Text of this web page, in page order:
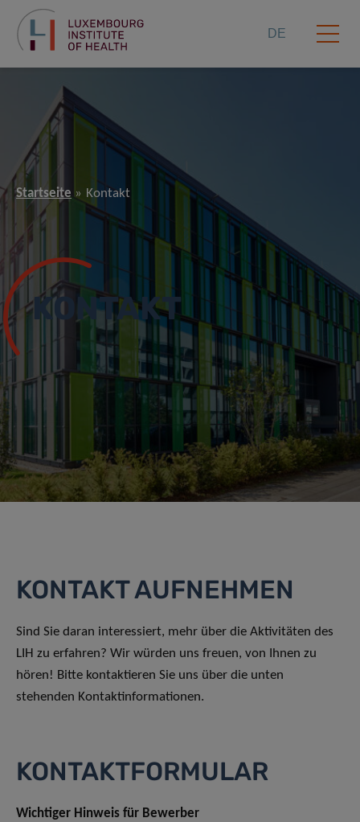
DE
Startseite Kontakt
KONTAKT
KONTAKT AUFNEHMEN
Sind Sie daran interessiert, mehr über die Aktivitäten des
LIH zu erfahren? Wir würden uns freuen, von Ihnen zu
hören! Bitte kontaktieren Sie uns über die unten
stehenden Kontaktinformationen.
KONTAKTFORMULAR
Wichtiger Hinweis für Bewerber